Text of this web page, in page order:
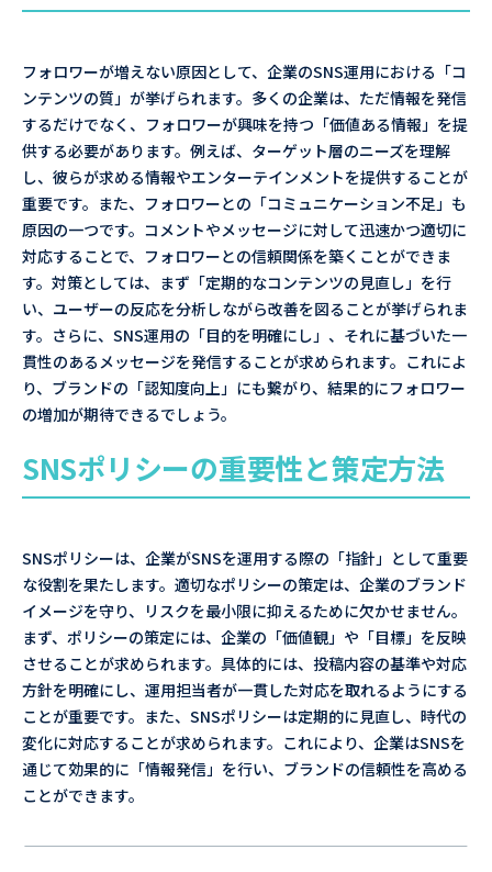
フォロワーが増えない原因として、企業のSNS運用における「コ
ンテンツの質」が挙げられます。多くの企業は、ただ情報を発信
するだけでなく、フォロワーが興味を持つ「価値ある情報」を提
供する必要があります。例えば、ターゲット層のニーズを理解
し、彼らが求める情報やエンターテインメントを提供することが
重要です。また、フォロワーとの「コミュニケーション不足」も
原因の一つです。コメントやメッセージに対して迅速かつ適切に
対応することで、フォロワーとの信頼関係を築くことができま
す。対策としては、まず「定期的なコンテンツの見直し」を行
い、ユーザーの反応を分析しながら改善を図ることが挙げられま
す。さらに、SNS運用の「目的を明確にし」、それに基づいた一
貫性のあるメッセージを発信することが求められます。これによ
り、ブランドの「認知度向上」にも繋がり、結果的にフォロワー
の増加が期待できるでしょう。
SNSポリシーの重要性と策定方法
SNSポリシーは、企業がSNSを運用する際の「指針」として重要
な役割を果たします。適切なポリシーの策定は、企業のブランド
イメージを守り、リスクを最小限に抑えるために欠かせません。
まず、ポリシーの策定には、企業の「価値観」や「目標」を反映
させることが求められます。具体的には、投稿内容の基準や対応
方針を明確にし、運用担当者が一貫した対応を取れるようにする
ことが重要です。また、SNSポリシーは定期的に見直し、時代の
変化に対応することが求められます。これにより、企業はSNSを
通じて効果的に「情報発信」を行い、ブランドの信頼性を高める
ことができます。